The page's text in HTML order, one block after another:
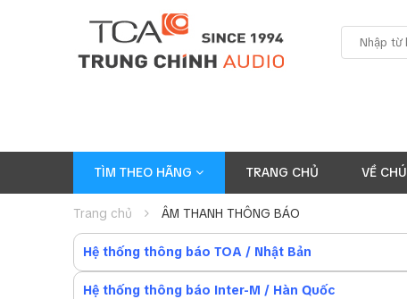
TÌM THEO HÃNG TRANG CHỦ VỀ
Trang chủ ÂM THANH THÔNG BÁO
Hệ thống thông báo TOA / Nhật Bản
Hệ thống thông báo Inter-M / Hàn Quốc